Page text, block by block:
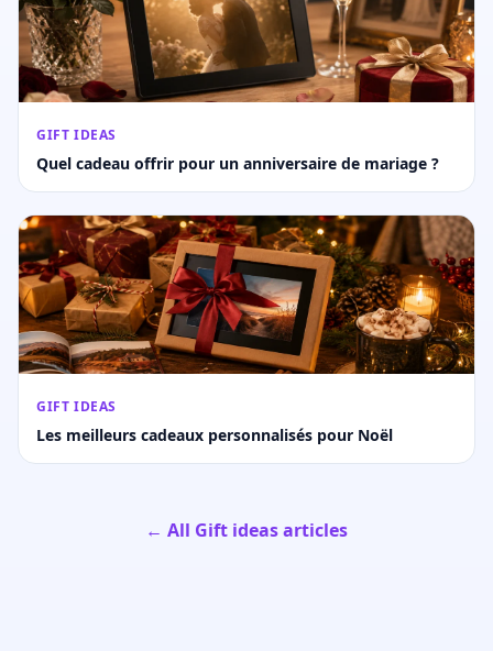
GIFT IDEAS
Quel cadeau offrir pour un anniversaire de mariage ?
GIFT IDEAS
Les meilleurs cadeaux personnalisés pour Noël
← All Gift ideas articles